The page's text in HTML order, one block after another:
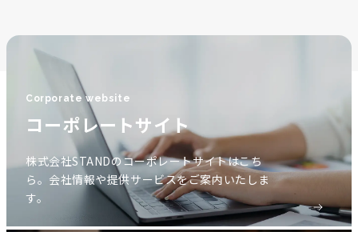
Corporate website
コーポレートサイト
株式会社STANDのコーポレートサイトはこち
ら。会社情報や提供サービスをご案内いたしま
す。